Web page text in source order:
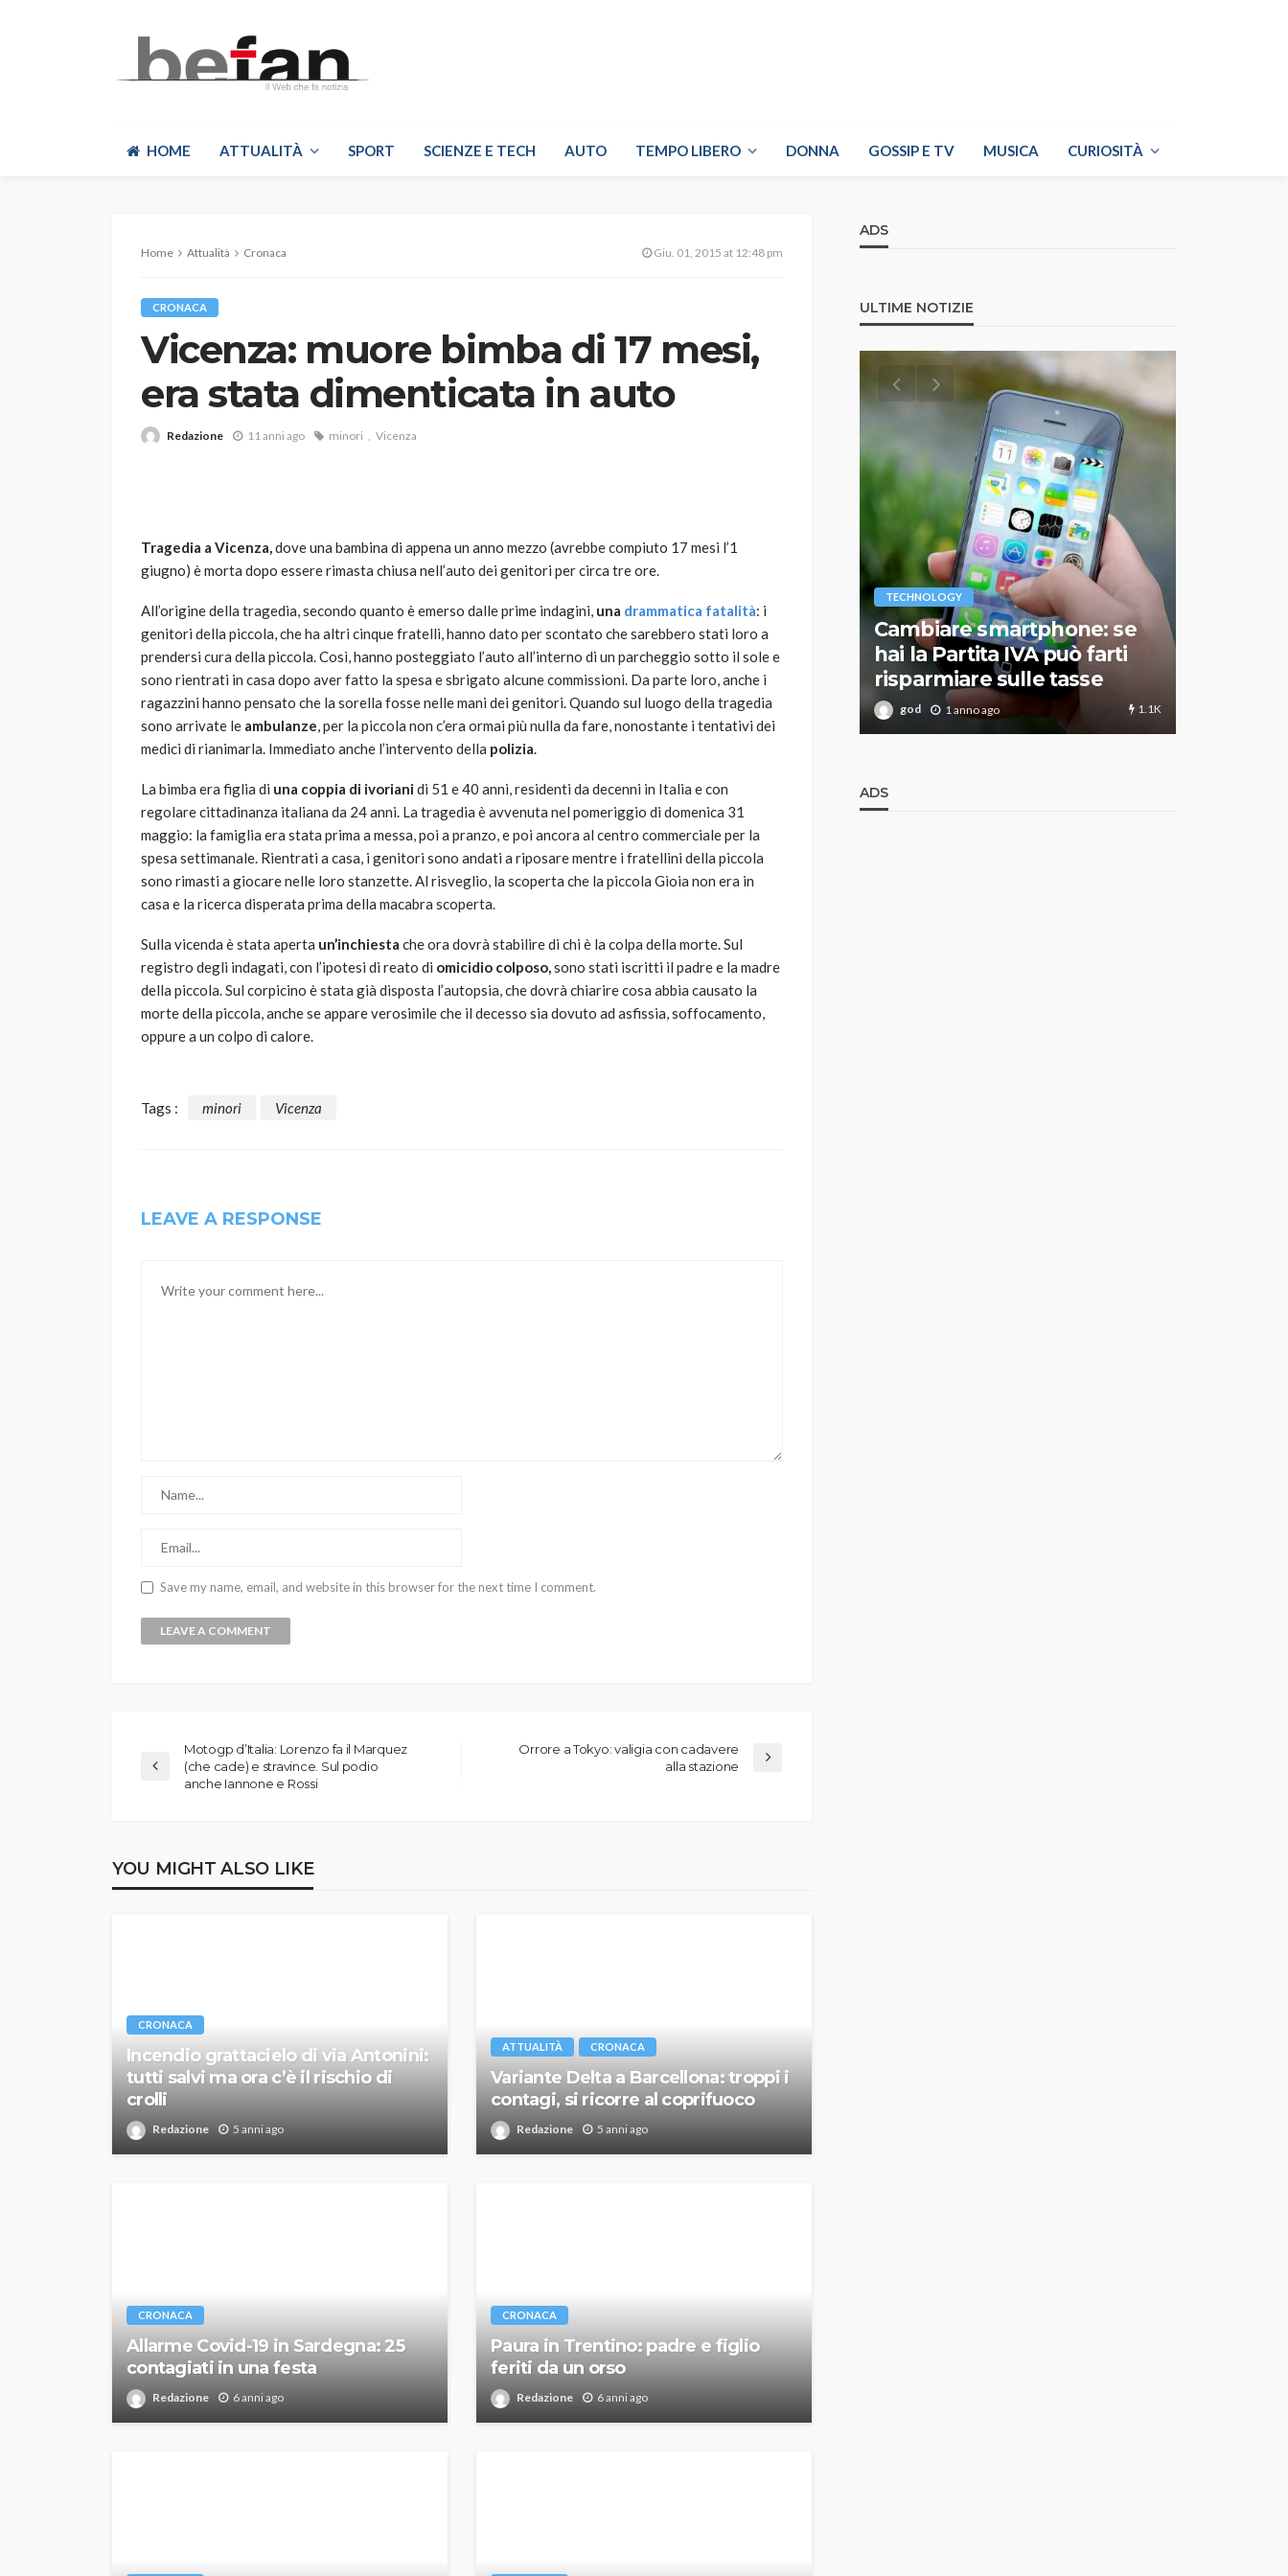
HOME ATTUALITÀ SPORT SCIENZE E TECH AUTO TEMPO LIBERO DONNA GOSSIP E TV MUSICA CURIOSITÀ
Home Attualità Cronaca Giu. 01, 2015 at 12:48 pm
CRONACA
Vicenza: muore bimba di 17 mesi,
era stata dimenticata in auto
Redazione 11 anni ago minori Vicenza
Tragedia a Vicenza,dove una bambina di appena un anno mezzo (avrebbe compiuto 17 mesi l’1
giugno) è morta dopo essere rimasta chiusa nell’auto dei genitori per circa tre ore.
All’origine della tragedia, secondo quanto è emerso dalle prime indagini, una drammatica fatalità: i
genitori della piccola, che ha altri cinque fratelli, hanno dato per scontato che sarebbero stati loro a
prendersi cura della piccola. Così, hanno posteggiato l’auto all’interno di un parcheggio sotto il sole e
sono rientrati in casa dopo aver fatto la spesa e sbrigato alcune commissioni. Da parte loro, anche i
ragazzini hanno pensato che la sorella fosse nelle mani dei genitori. Quando sul luogo della tragedia
sono arrivate le ambulanze, per la piccola non c’era ormai più nulla da fare, nonostante i tentativi dei
medici di rianimarla. Immediato anche l’intervento della polizia.
La bimba era figlia di una coppia di ivorianidi 51 e 40 anni, residenti da decenni in Italia e con
regolare cittadinanza italiana da 24 anni. La tragedia è avvenuta nel pomeriggio di domenica 31
maggio: la famiglia era stata prima a messa, poi a pranzo, e poi ancora al centro commerciale per la
spesa settimanale. Rientrati a casa, i genitori sono andati a riposare mentre i fratellini della piccola
sono rimasti a giocare nelle loro stanzette. Al risveglio, la scoperta che la piccola Gioia non era in
casa e la ricerca disperata prima della macabra scoperta.
Sulla vicenda è stata aperta un’inchiesta che ora dovrà stabilire di chi è la colpa della morte. Sul
registro degli indagati, con l’ipotesi di reato di omicidio colposo,sono stati iscritti il padre e la madre
della piccola. Sul corpicino è stata già disposta l’autopsia, che dovrà chiarire cosa abbia causato la
morte della piccola, anche se appare verosimile che il decesso sia dovuto ad asfissia, soffocamento,
oppure a un colpo di calore.
Tags : minori Vicenza
LEAVE A RESPONSE
Save my name, email, and website in this browser for the next time I comment.
Motogp d’Italia: Lorenzo fa il Marquez
(che cade) e stravince. Sul podio
anche Iannone e Rossi
Orrore a Tokyo: valigia con cadavere
alla stazione
YOU MIGHT ALSO LIKE
CRONACA
Incendio grattacielo di via Antonini:
tutti salvi ma ora c’è il rischio di
crolli
Redazione 5 anni ago
ATTUALITÀ CRONACA
Variante Delta a Barcellona: troppi i
contagi, si ricorre al coprifuoco
Redazione 5 anni ago
CRONACA
Allarme Covid-19 in Sardegna: 25
contagiati in una festa
Redazione 6 anni ago
CRONACA
Paura in Trentino: padre e figlio
feriti da un orso
Redazione 6 anni ago
ADS
ULTIME NOTIZIE
VARIE
Robot tagliaerba: quale
scegliere per il tuo prato
god 1 anno ago 784
AUTO SPORT
MG alle Final 8 di Coppa
Davis: tennis mondiale e
passione per
l’automobilismo
abbracciano la stessa causa
god 9 mesi ago
TECHNOLOGY
Cambiare smartphone: se
hai la Partita IVA può farti
risparmiare sulle tasse
god 1 anno ago 1.1K
ADS